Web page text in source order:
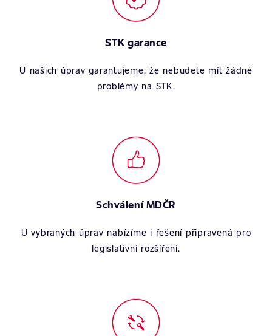
STK garance
U našich úprav garantujeme, že nebudete mít žádné
problémy na STK.
Schválení MDČR
U vybraných úprav nabízíme i řešení připravená pro
legislativní rozšíření.